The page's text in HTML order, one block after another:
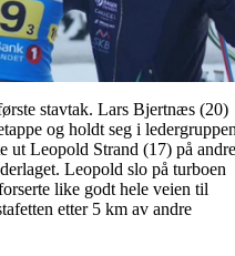
stavtak. Lars Bjertnæs (20)
og holdt seg i
ut Leopold Strand (17) på andre
Leopold slo på turboen
like godt hele veien til
etter 5 km av andre